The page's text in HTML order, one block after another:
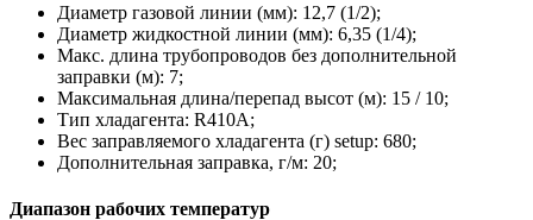
Диаметр газовой линии (мм): 12,7 (1/2);
Диаметр жидкостной линии (мм): 6,35 (1/4);
Макс. длина трубопроводов без дополнительной
заправки (м): 7;
Максимальная длина/перепад высот (м): 15 / 10;
Тип хладагента: R410A;
Вес заправляемого хладагента (г) setup: 680;
Дополнительная заправка, г/м: 20;
Диапазон рабочих температур